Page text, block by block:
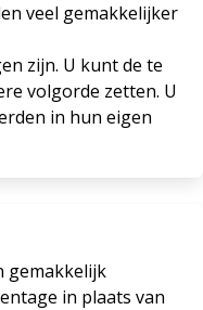
veel gemakkelijker
zijn. U kunt de te
volgorde zetten. U
in hun eigen
gemakkelijk
in plaats van